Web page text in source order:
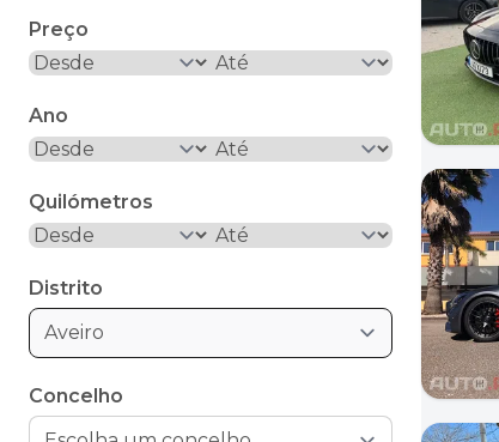
Preço
Ano
Quilómetros
Distrito
Aveiro
Concelho